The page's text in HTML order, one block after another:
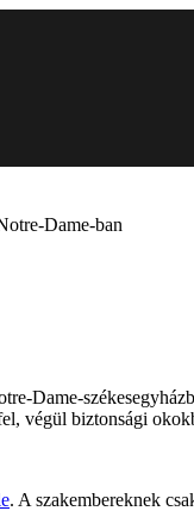
Dame-ban
Dame-
végül biztonsági
. A szakembereknek